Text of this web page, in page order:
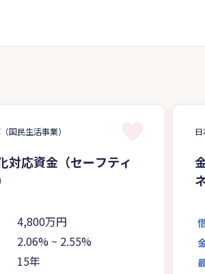
国民生活事業）
対応資金（セーフティ
4,800万円
2.06% ~ 2.55%
15年